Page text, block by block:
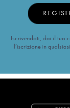
Iscrivendoti, dai il tuo
l’iscrizione in